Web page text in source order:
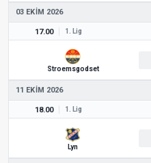
03 EKIM 2026
17.00 1. Lig
Stroemsgodset
11 EKIM 2026
18.00 1. Lig
Lyn